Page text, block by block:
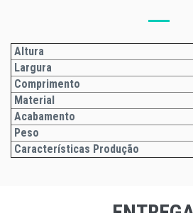
Altura
Largura
Comprimento
Material
Acabamento
Peso
Características Produção